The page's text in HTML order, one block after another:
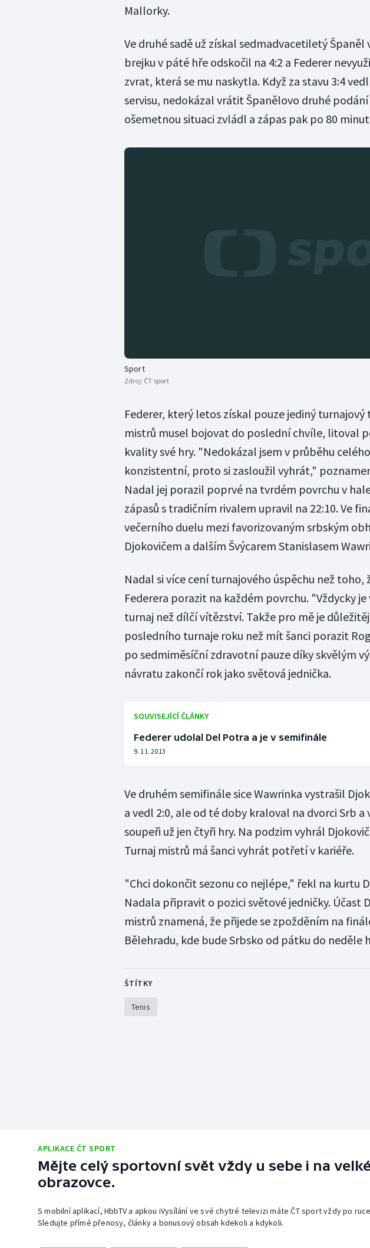
Mallorky.
Ve druhé sadě už získal sedmadvacetiletý Španěl
brejku v páté hře odskočil na 4:2 a Federer
zvrat, která se mu naskytla. Když za stavu 3:4
servisu, nedokázal vrátit Španělovo druhé
ošemetnou situaci zvládl a zápas pak po 80
Sport
Zdroj: ČT sport
Federer, který letos získal pouze jediný turnajový
mistrů musel bojovat do poslední chvíle, litoval
kvality své hry. "Nedokázal jsem v průběhu
konzistentní, proto si zasloužil vyhrát,"
Nadal jej porazil poprvé na tvrdém povrchu v
zápasů s tradičním rivalem upravil na 22:10. Ve
večerního duelu mezi favorizovaným srbským
Djokovičem a dalším Švýcarem Stanislasem
Nadal si více cení turnajového úspěchu než toho,
Federera porazit na každém povrchu. "Vždycky
turnaj než dílčí vítězství. Takže pro mě je
posledního turnaje roku než mít šanci porazit
po sedmiměsíční zdravotní pauze díky skvělým
návratu zakončí rok jako světová jednička.
SOUVISEJÍCÍ ČLÁNKY
Federer udolal Del Potra a je v semifinále
9. 11. 2013
Ve druhém semifinále sice Wawrinka vystrašil
a vedl 2:0, ale od té doby kraloval na dvorci Srb
soupeři už jen čtyři hry. Na podzim vyhrál
Turnaj mistrů má šanci vyhrát potřetí v kariéře.
"Chci dokončit sezonu co nejlépe," řekl na kurtu
Nadala připravit o pozici světové jedničky. Účast
mistrů znamená, že přijede se zpožděním na
Bělehradu, kde bude Srbsko od pátku do neděle
ŠTÍTKY
Tenis
APLIKACE ČT SPORT
Mějte celý sportovní svět vždy u sebe i na
obrazovce.
S mobilní aplikací, HbbTV a apkou iVysílání ve své chytré televizi máte ČT sport vždy po
Sledujte přímé přenosy, články a bonusový obsah kdekoli a kdykoli.